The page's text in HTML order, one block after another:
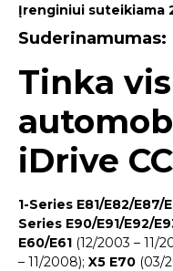
Įrenginiui suteikiama
Suderinamumas:
Tinka
iDrive
1-Series E81/E82/E87/
Series E90/E91/E92/
E60/E61 (12/2003 – 11/
– 11/2008); X5 E70 (03/